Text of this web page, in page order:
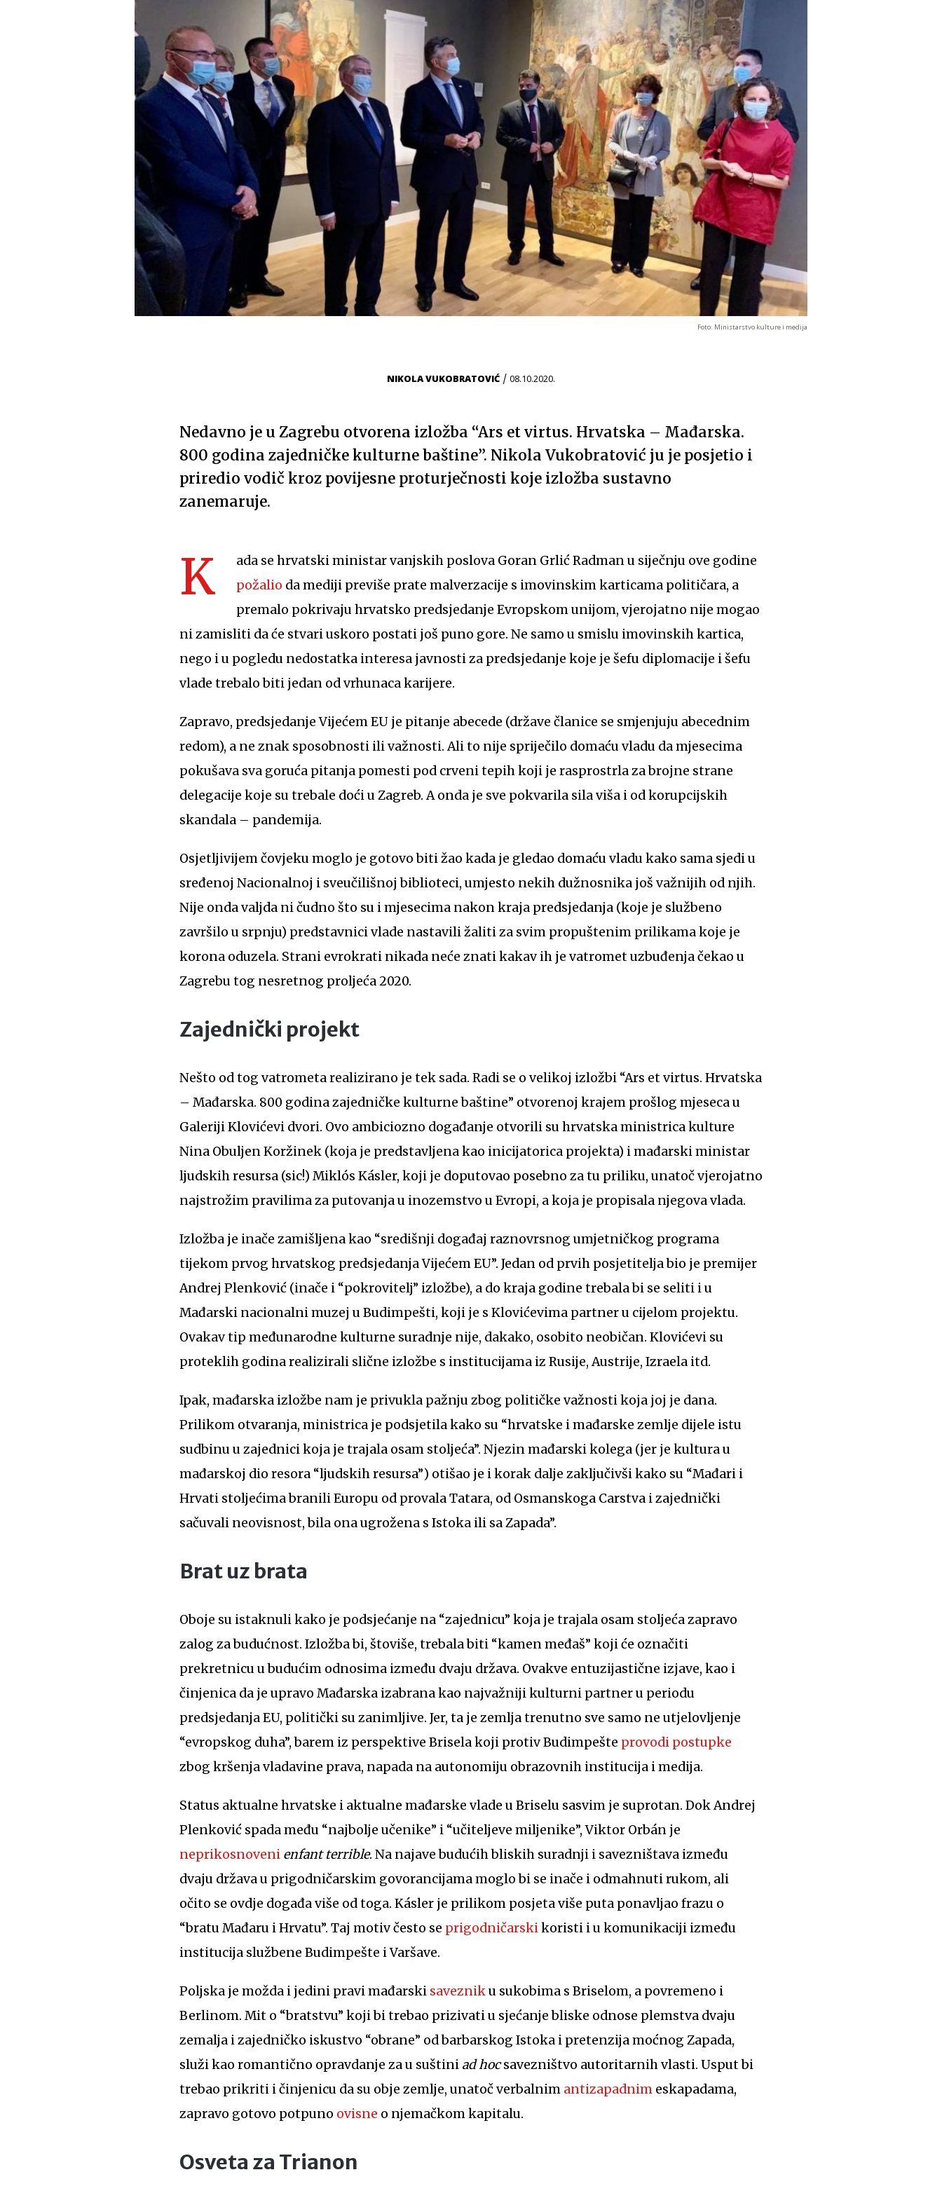
Foto: Ministarstvo kulture i medija
NIKOLA VUKOBRATOVIĆ / 08.10.2020.
Nedavno je u Zagrebu otvorena izložba “Ars et virtus. Hrvatska – Mađarska.
800 godina zajedničke kulturne baštine”. Nikola Vukobratović ju je posjetio i
priredio vodič kroz povijesne proturječnosti koje izložba sustavno
zanemaruje.
K
ada se hrvatski ministar vanjskih poslova Goran Grlić Radman u siječnju ove godine
požalio da mediji previše prate malverzacije s imovinskim karticama političara, a
premalo pokrivaju hrvatsko predsjedanje Evropskom unijom, vjerojatno nije mogao
ni zamisliti da će stvari uskoro postati još puno gore. Ne samo u smislu imovinskih kartica,
nego i u pogledu nedostatka interesa javnosti za predsjedanje koje je šefu diplomacije i šefu
vlade trebalo biti jedan od vrhunaca karijere.
Zapravo, predsjedanje Vijećem EU je pitanje abecede (države članice se smjenjuju abecednim
redom), a ne znak sposobnosti ili važnosti. Ali to nije spriječilo domaću vladu da mjesecima
pokušava sva goruća pitanja pomesti pod crveni tepih koji je rasprostrla za brojne strane
delegacije koje su trebale doći u Zagreb. A onda je sve pokvarila sila viša i od korupcijskih
skandala – pandemija.
Osjetljivijem čovjeku moglo je gotovo biti žao kada je gledao domaću vladu kako sama sjedi u
sređenoj Nacionalnoj i sveučilišnoj biblioteci, umjesto nekih dužnosnika još važnijih od njih.
Nije onda valjda ni čudno što su i mjesecima nakon kraja predsjedanja (koje je službeno
završilo u srpnju) predstavnici vlade nastavili žaliti za svim propuštenim prilikama koje je
korona oduzela. Strani evrokrati nikada neće znati kakav ih je vatromet uzbuđenja čekao u
Zagrebu tog nesretnog proljeća 2020.
Zajednički projekt
Nešto od tog vatrometa realizirano je tek sada. Radi se o velikoj izložbi “Ars et virtus. Hrvatska
– Mađarska. 800 godina zajedničke kulturne baštine” otvorenoj krajem prošlog mjeseca u
Galeriji Klovićevi dvori. Ovo ambiciozno događanje otvorili su hrvatska ministrica kulture
Nina Obuljen Koržinek (koja je predstavljena kao inicijatorica projekta) i mađarski ministar
ljudskih resursa (sic!) Miklós Kásler, koji je doputovao posebno za tu priliku, unatoč vjerojatno
najstrožim pravilima za putovanja u inozemstvo u Evropi, a koja je propisala njegova vlada.
Izložba je inače zamišljena kao “središnji događaj raznovrsnog umjetničkog programa
tijekom prvog hrvatskog predsjedanja Vijećem EU”. Jedan od prvih posjetitelja bio je premijer
Andrej Plenković (inače i “pokrovitelj” izložbe), a do kraja godine trebala bi se seliti i u
Mađarski nacionalni muzej u Budimpešti, koji je s Klovićevima partner u cijelom projektu.
Ovakav tip međunarodne kulturne suradnje nije, dakako, osobito neobičan. Klovićevi su
proteklih godina realizirali slične izložbe s institucijama iz Rusije, Austrije, Izraela itd.
Ipak, mađarska izložbe nam je privukla pažnju zbog političke važnosti koja joj je dana.
Prilikom otvaranja, ministrica je podsjetila kako su “hrvatske i mađarske zemlje dijele istu
sudbinu u zajednici koja je trajala osam stoljeća”. Njezin mađarski kolega (jer je kultura u
mađarskoj dio resora “ljudskih resursa”) otišao je i korak dalje zaključivši kako su “Mađari i
Hrvati stoljećima branili Europu od provala Tatara, od Osmanskoga Carstva i zajednički
sačuvali neovisnost, bila ona ugrožena s Istoka ili sa Zapada”.
Brat uz brata
Oboje su istaknuli kako je podsjećanje na “zajednicu” koja je trajala osam stoljeća zapravo
zalog za budućnost. Izložba bi, štoviše, trebala biti “kamen međaš” koji će označiti
prekretnicu u budućim odnosima između dvaju država. Ovakve entuzijastične izjave, kao i
činjenica da je upravo Mađarska izabrana kao najvažniji kulturni partner u periodu
predsjedanja EU, politički su zanimljive. Jer, ta je zemlja trenutno sve samo ne utjelovljenje
“evropskog duha”, barem iz perspektive Brisela koji protiv Budimpešte provodi postupke
zbog kršenja vladavine prava, napada na autonomiju obrazovnih institucija i medija.
Status aktualne hrvatske i aktualne mađarske vlade u Briselu sasvim je suprotan. Dok Andrej
Plenković spada među “najbolje učenike” i “učiteljeve miljenike”, Viktor Orbán je
neprikosnoveni enfant terrible. Na najave budućih bliskih suradnji i savezništava između
dvaju država u prigodničarskim govorancijama moglo bi se inače i odmahnuti rukom, ali
očito se ovdje događa više od toga. Kásler je prilikom posjeta više puta ponavljao frazu o
“bratu Mađaru i Hrvatu”. Taj motiv često se prigodničarskikoristi i u komunikaciji između
institucija službene Budimpešte i Varšave.
Poljska je možda i jedini pravi mađarski savezniku sukobima s Briselom, a povremeno i
Berlinom. Mit o “bratstvu” koji bi trebao prizivati u sjećanje bliske odnose plemstva dvaju
zemalja i zajedničko iskustvo “obrane” od barbarskog Istoka i pretenzija moćnog Zapada,
služi kao romantično opravdanje za u suštini ad hocsavezništvo autoritarnih vlasti. Usput bi
trebao prikriti i činjenicu da su obje zemlje, unatoč verbalnim antizapadnim eskapadama,
zapravo gotovo potpuno ovisne o njemačkom kapitalu.
Osveta za Trianon